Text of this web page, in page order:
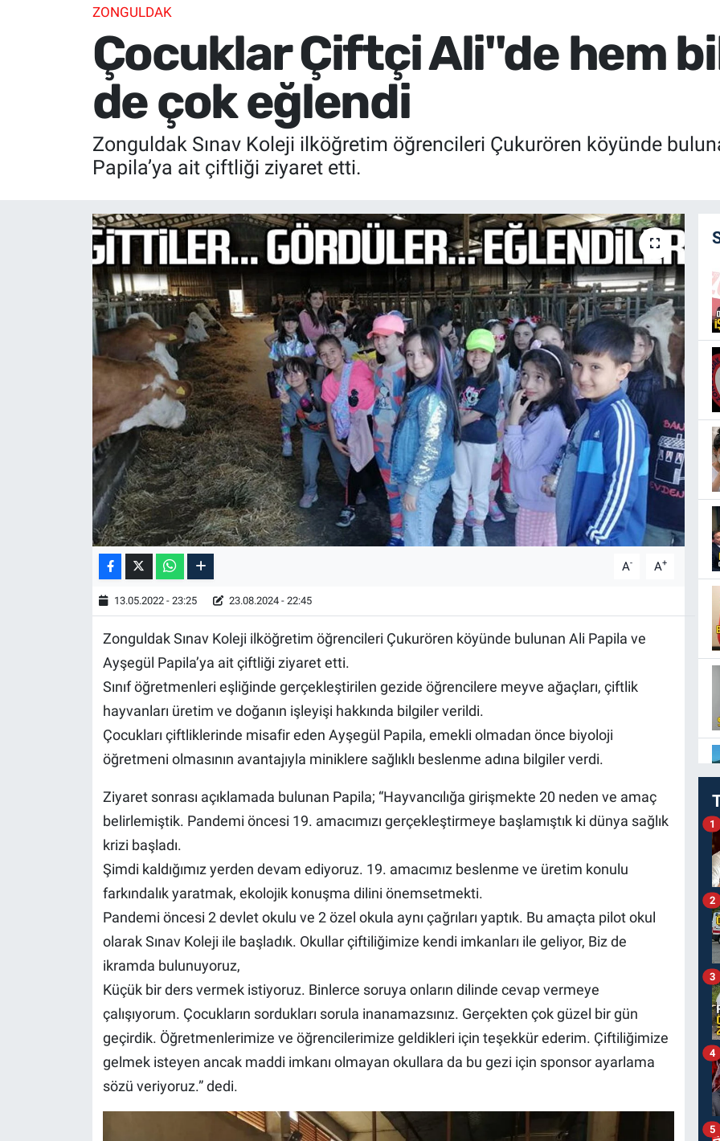
ZONGULDAK
Çocuklar Çiftçi Ali''de hem
de çok eğlendi
Zonguldak Sınav Koleji ilköğretim öğrencileri Çukurören köyünde
Papila’ya ait çiftliği ziyaret etti.
A- A+
13.05.2022 - 23:25 23.08.2024 - 22:45
Zonguldak Sınav Koleji ilköğretim öğrencileri Çukurören köyünde bulunan Ali Papila ve
Ayşegül Papila’ya ait çiftliği ziyaret etti.
Sınıf öğretmenleri eşliğinde gerçekleştirilen gezide öğrencilere meyve ağaçları, çiftlik
hayvanları üretim ve doğanın işleyişi hakkında bilgiler verildi.
Çocukları çiftliklerinde misafir eden Ayşegül Papila, emekli olmadan önce biyoloji
öğretmeni olmasının avantajıyla miniklere sağlıklı beslenme adına bilgiler verdi.
Ziyaret sonrası açıklamada bulunan Papila; “Hayvancılığa girişmekte 20 neden ve amaç
belirlemiştik. Pandemi öncesi 19. amacımızı gerçekleştirmeye başlamıştık ki dünya sağlık
krizi başladı.
Şimdi kaldığımız yerden devam ediyoruz. 19. amacımız beslenme ve üretim konulu
farkındalık yaratmak, ekolojik konuşma dilini önemsetmekti.
Pandemi öncesi 2 devlet okulu ve 2 özel okula aynı çağrıları yaptık. Bu amaçta pilot okul
olarak Sınav Koleji ile başladık. Okullar çiftiliğimize kendi imkanları ile geliyor, Biz de
ikramda bulunuyoruz,
Küçük bir ders vermek istiyoruz. Binlerce soruya onların dilinde cevap vermeye
çalışıyorum. Çocukların sordukları sorula inanamazsınız. Gerçekten çok güzel bir gün
geçirdik. Öğretmenlerimize ve öğrencilerimize geldikleri için teşekkür ederim. Çiftiliğimize
gelmek isteyen ancak maddi imkanı olmayan okullara da bu gezi için sponsor ayarlama
sözü veriyoruz.” dedi.
1
2
3
4
5